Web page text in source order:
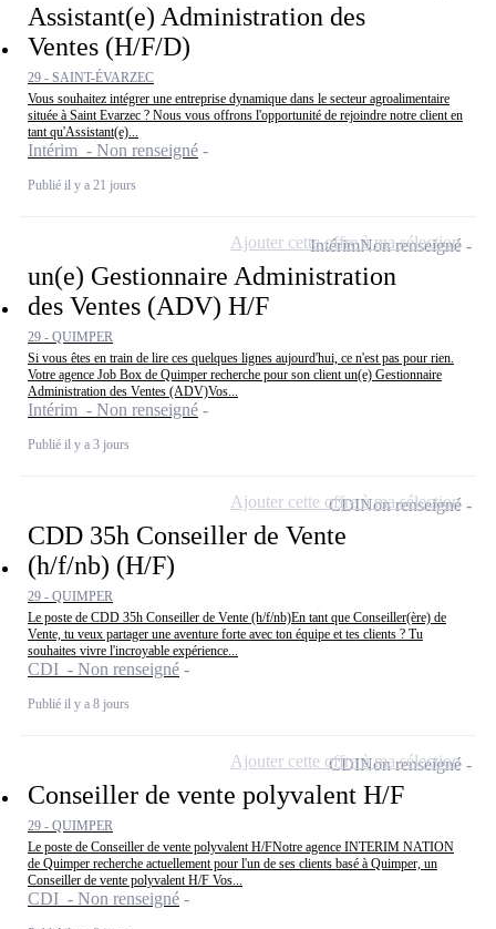
Assistant(e) Administration des
Ventes (H/F/D)
29 - SAINT-ÉVARZEC
Vous souhaitez intégrer une entreprise dynamique dans le secteur agroalimentaire
située à Saint Evarzec ? Nous vous offrons l'opportunité de rejoindre notre client en
tant qu'Assistant(e)...
Intérim - Non renseigné
Publié il y a 21 jours
un(e) Gestionnaire Administration
des Ventes (ADV) H/F
29 - QUIMPER
Si vous êtes en train de lire ces quelques lignes aujourd'hui, ce n'est pas pour rien.
Votre agence Job Box de Quimper recherche pour son client un(e) Gestionnaire
Administration des Ventes (ADV)Vos...
Intérim - Non renseigné
Publié il y a 3 jours
IntérimNon renseigné
Ajouter cette offre à ma sélection
CDD 35h Conseiller de Vente
(h/f/nb) (H/F)
29 - QUIMPER
Le poste de CDD 35h Conseiller de Vente (h/f/nb)En tant que Conseiller(ère) de
Vente, tu veux partager une aventure forte avec ton équipe et tes clients ? Tu
souhaites vivre l'incroyable expérience...
CDI - Non renseigné
Publié il y a 8 jours
CDINon renseigné
Ajouter cette offre à ma sélection
Conseiller de vente polyvalent H/F
29 - QUIMPER
Le poste de Conseiller de vente polyvalent H/FNotre agence INTERIM NATION
de Quimper recherche actuellement pour l'un de ses clients basé à Quimper, un
Conseiller de vente polyvalent H/F Vos...
CDI - Non renseigné
CDINon renseigné
Ajouter cette offre à ma sélection